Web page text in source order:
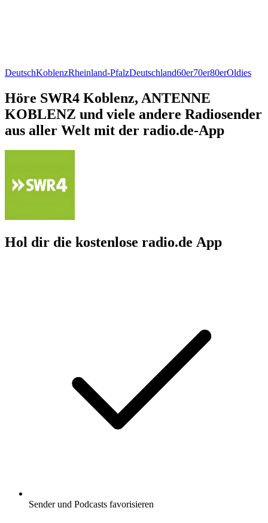
DeutschKoblenzRheinland-PfalzDeutschland60er70er80erOldies
Höre SWR4 Koblenz, ANTENNE
KOBLENZ und viele andere Radiosender
aus aller Welt mit der radio.de-App
Hol dir die kostenlose radio.de App
Sender und Podcasts favorisieren